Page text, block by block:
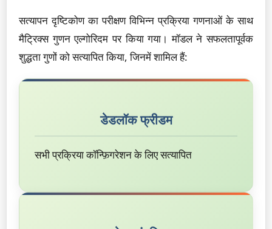
सत्यापन दृष्टिकोण का परीक्षण विभिन्न प्रक्रिया गणनाओं के साथ
मैट्रिक्स गुणन एल्गोरिदम पर किया गया। मॉडल ने सफलतापूर्वक
शुद्धता गुणों को सत्यापित किया, जिनमें शामिल हैं:
डेडलॉक फ्रीडम
सभी प्रक्रिया कॉन्फ़िगरेशन के लिए सत्यापित